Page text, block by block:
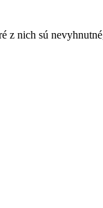
z nich sú